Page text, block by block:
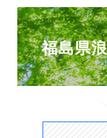
福島県